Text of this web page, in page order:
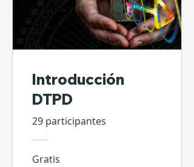
Introducción
DTPD
29 participantes
Gratis